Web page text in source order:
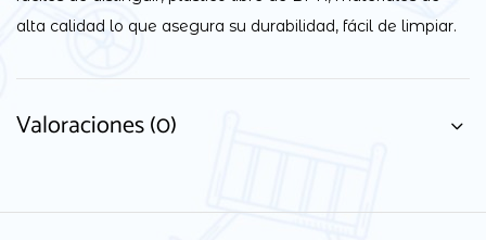
alta calidad lo que asegura su durabilidad, fácil de limpiar.
Valoraciones (0)